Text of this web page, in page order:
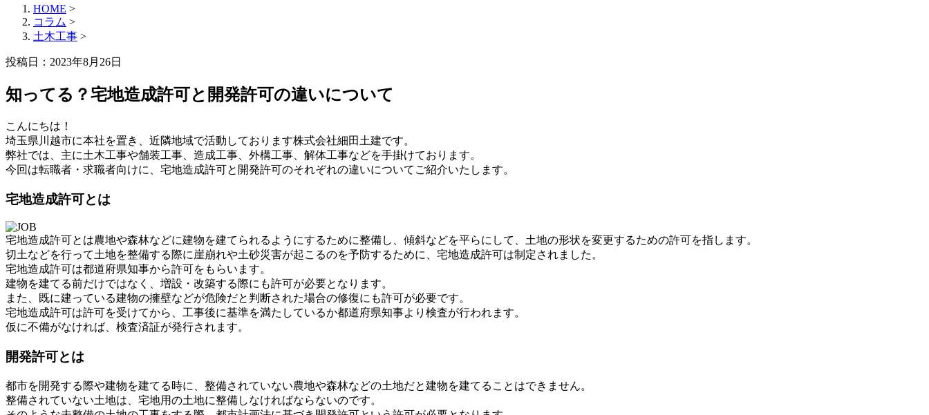
HOME >
コラム >
土木工事 >
投稿日：2023年8月26日
知ってる？宅地造成許可と開発許可の違いについて
こんにちは！
埼玉県川越市に本社を置き、近隣地域で活動しております株式会社細田土建です。
弊社では、主に土木工事や舗装工事、造成工事、外構工事、解体工事などを手掛けております。
今回は転職者・求職者向けに、宅地造成許可と開発許可のそれぞれの違いについてご紹介いたします。
宅地造成許可とは
宅地造成許可とは農地や森林などに建物を建てられるようにするために整備し、傾斜などを平らにして、土地の形状を変更するための許可を指します。
切土などを行って土地を整備する際に崖崩れや土砂災害が起こるのを予防するために、宅地造成許可は制定されました。
宅地造成許可は都道府県知事から許可をもらいます。
建物を建てる前だけではなく、増設・改築する際にも許可が必要となります。
また、既に建っている建物の擁壁などが危険だと判断された場合の修復にも許可が必要です。
宅地造成許可は許可を受けてから、工事後に基準を満たしているか都道府県知事より検査が行われます。
仮に不備がなければ、検査済証が発行されます。
開発許可とは
都市を開発する際や建物を建てる時に、整備されていない農地や森林などの土地だと建物を建てることはできません。
整備されていない土地は、宅地用の土地に整備しなければならないのです。